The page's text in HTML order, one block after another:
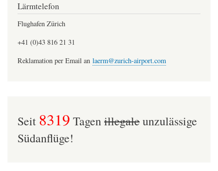
Lärmtelefon
Flughafen Zürich
+41 (0)43 816 21 31
Reklamation per Email an laerm@zurich-airport.com
Seit 8319 Tagenillegaleunzulässige
Südanflüge!